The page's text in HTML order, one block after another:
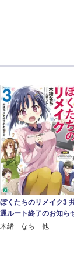
ぼくたちのリメイク3
通ルート終了のお知ら
木緒 なち 他